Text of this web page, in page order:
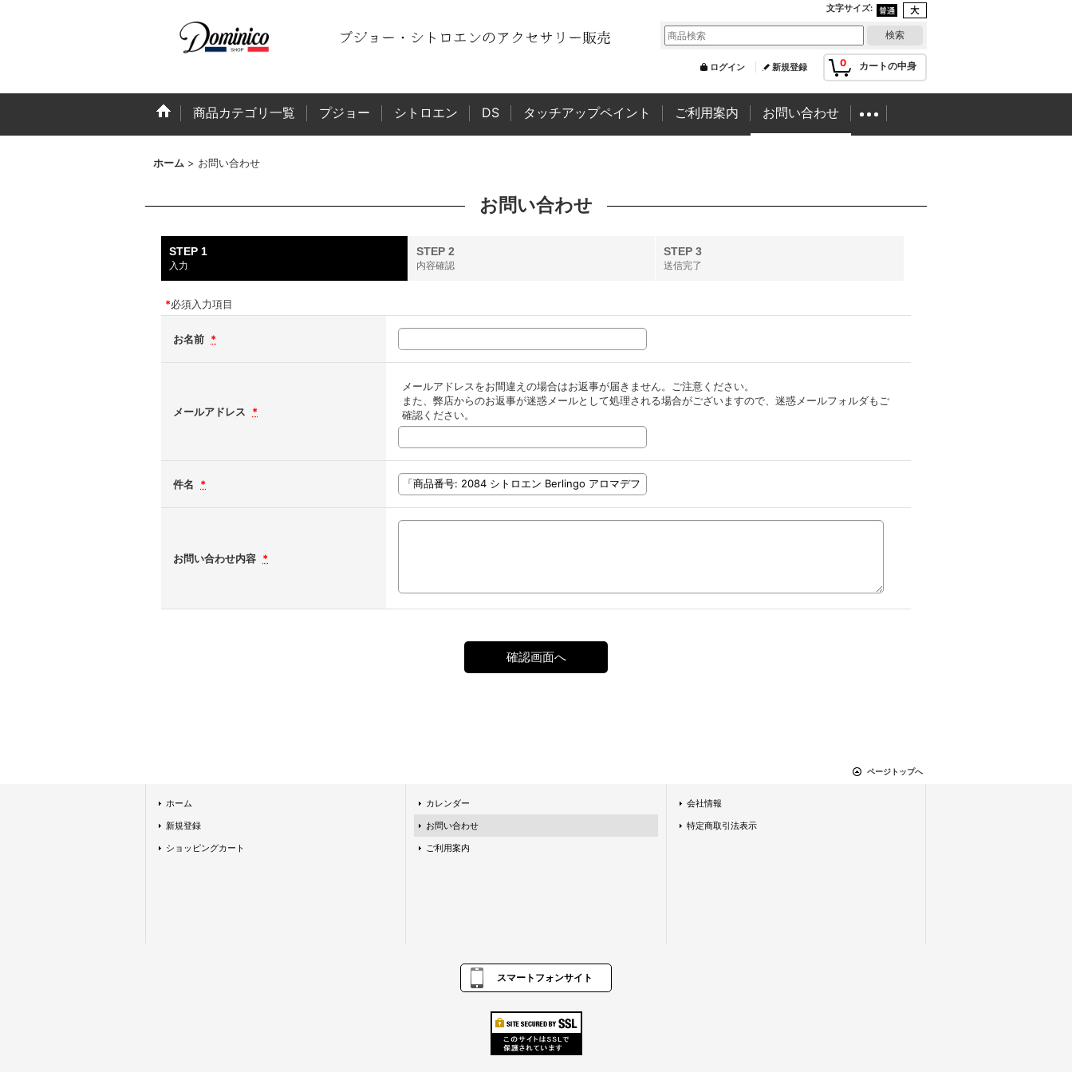
文字サイズ:
0 カートの中身
ログイン 新規登録
商品カテゴリ一覧 プジョー シトロエン DS タッチアップペイント ご利用案内 お問い合わせ
ホーム > お問い合わせ
お問い合わせ
STEP 1
入力
STEP 2
内容確認
STEP 3
送信完了
*必須入力項目
お名前 *
メールアドレス *
メールアドレスをお間違えの場合はお返事が届きません。ご注意ください。
また、弊店からのお返事が迷惑メールとして処理される場合がございますので、迷惑メールフォルダもご
確認ください。
件名 *
お問い合わせ内容 *
ページトップへ
ホーム
新規登録
ショッピングカート
カレンダー
お問い合わせ
ご利用案内
会社情報
特定商取引法表示
スマートフォンサイト